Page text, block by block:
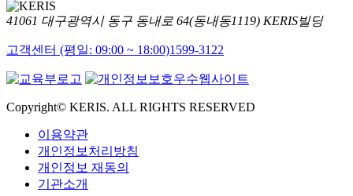
41061 대구광역시 동구 동내로 64(동내동1119) KERIS빌딩
고객센터 (평일: 09:00 ~ 18:00)1599-3122
Copyright© KERIS. ALL RIGHTS RESERVED
이용약관
개인정보처리방침
개인정보 재동의
기관소개